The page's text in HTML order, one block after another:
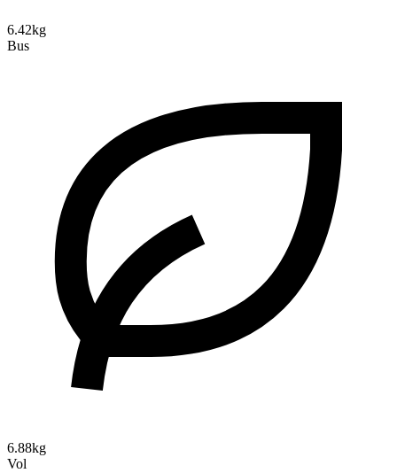
6.42kg
Bus
6.88kg
Vol